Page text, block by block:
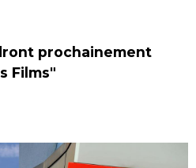
prochainement
Films"